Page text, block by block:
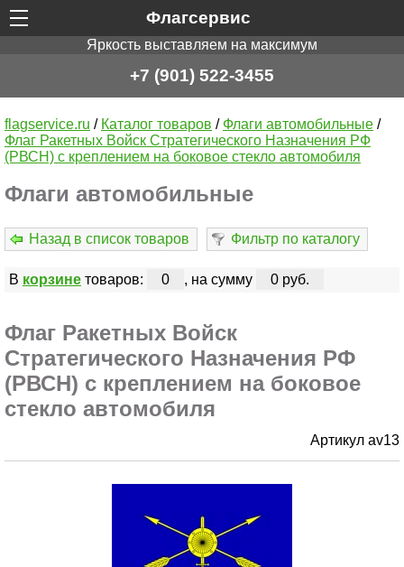
Флагсервис
Яркость выставляем на максимум
+7 (901) 522-3455
flagservice.ru / Каталог товаров / Флаги автомобильные /
Флаг Ракетных Войск Стратегического Назначения РФ
(РВСН) с креплением на боковое стекло автомобиля
Флаги автомобильные
Назад в список товаров Фильтр по каталогу
В корзинетоваров: 0 , на сумму 0 руб.
Флаг Ракетных Войск
Стратегического Назначения РФ
(РВСН) с креплением на боковое
стекло автомобиля
Артикул av13